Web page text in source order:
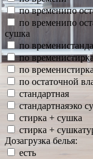
по временипо
по временипо
сушка
по
по
по
по остаточной
стандартная
стандартнаяэко
стирка + сушка
стирка +
Дозагрузка белья:
есть